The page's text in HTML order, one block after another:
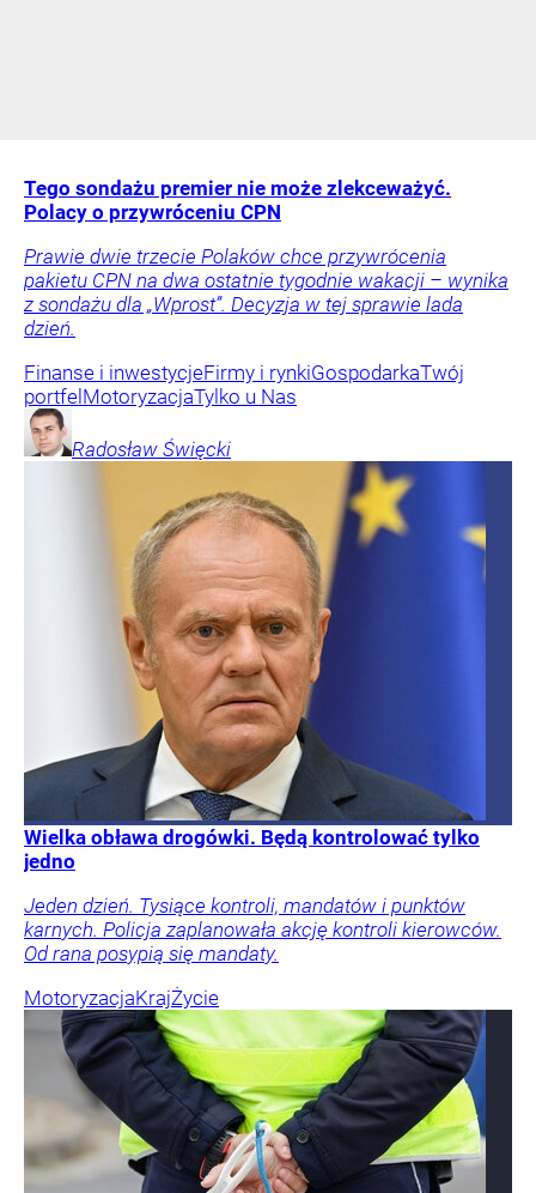
Tego sondażu premier nie może zlekceważyć.
Polacy o przywróceniu CPN
Prawie dwie trzecie Polaków chce przywrócenia
pakietu CPN na dwa ostatnie tygodnie wakacji – wynika
z sondażu dla „Wprost”. Decyzja w tej sprawie lada
dzień.
Finanse i inwestycjeFirmy i rynkiGospodarkaTwój
portfel MotoryzacjaTylko u Nas
Radosław Święcki
Wielka obława drogówki. Będą kontrolować tylko
jedno
Jeden dzień. Tysiące kontroli, mandatów i punktów
karnych. Policja zaplanowała akcję kontroli kierowców.
Od rana posypią się mandaty.
MotoryzacjaKrajŻycie